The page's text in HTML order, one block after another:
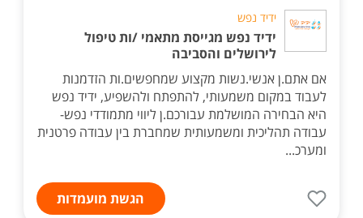
ידיד נפש
ידיד נפש מגייסת מתאמי /ות טיפול
לירושלים והסביבה
אם אתם.ן אנשי.נשות מקצוע שמחפשים.ות הזדמנות
לעבוד במקום משמעותי, להתפתח ולהשפיע, ידיד נפש
היא הבחירה המושלמת עבורכם.ן ליווי מתמודדי נפש-
עבודה תהליכית ומשמעותית שמחברת בין עבודה פרטנית
ומערכ...
הגשת מועמדות